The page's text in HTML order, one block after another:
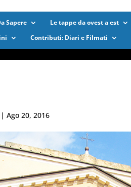
Sapere Le tappe da ovest a est
Contributi: Diari e Filmati
| Ago 20, 2016